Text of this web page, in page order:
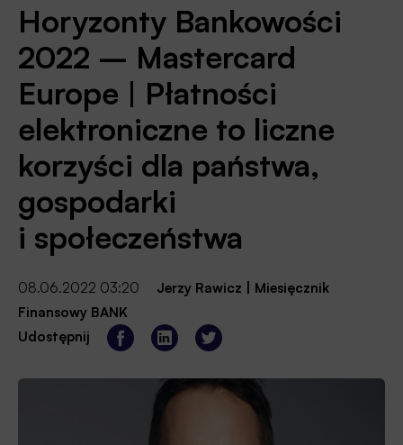
Horyzonty Bankowości
2022 – Mastercard
Europe | Płatności
elektroniczne to liczne
korzyści dla państwa,
gospodarki
i społeczeństwa
08.06.2022 03:20 Jerzy Rawicz
Miesięcznik
Finansowy BANK
Udostępnij